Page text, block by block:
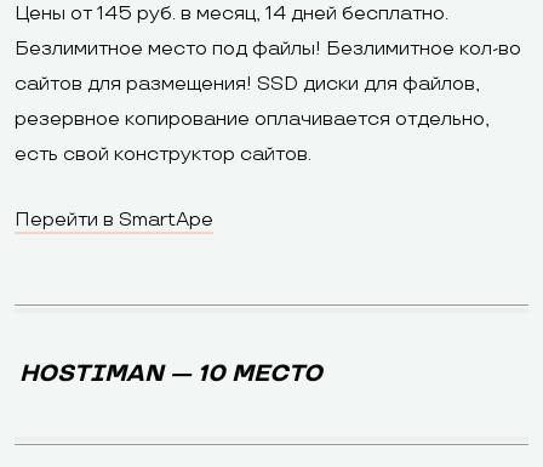
Цены от 145 руб. в месяц, 14 дней бесплатно.
Безлимитное место под файлы! Безлимитное кол-во
сайтов для размещения! SSD диски для файлов,
резервное копирование оплачивается отдельно,
есть свой конструктор сайтов.
Перейти в SmartApe
HOSTIMAN — 10 МЕСТО